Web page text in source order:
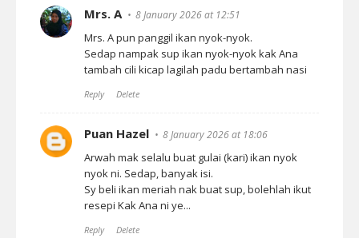
Mrs. A 8 January 2026 at 12:51
Mrs. A pun panggil ikan nyok-nyok.
Sedap nampak sup ikan nyok-nyok kak Ana
tambah cili kicap lagilah padu bertambah nasi
Reply Delete
Puan Hazel 8 January 2026 at 18:06
Arwah mak selalu buat gulai (kari) ikan nyok
nyok ni. Sedap, banyak isi.
Sy beli ikan meriah nak buat sup, bolehlah ikut
resepi Kak Ana ni ye...
Reply Delete